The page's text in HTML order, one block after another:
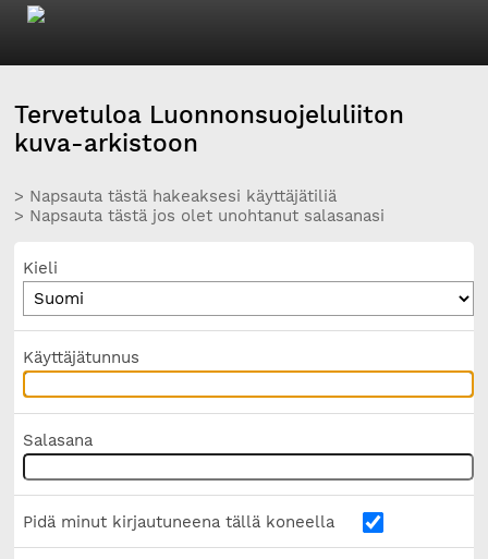
Tervetuloa Luonnonsuojeluliiton
kuva-arkistoon
> Napsauta tästä hakeaksesi käyttäjätiliä
> Napsauta tästä jos olet unohtanut salasanasi
Kieli
Käyttäjätunnus
Salasana
Pidä minut kirjautuneena tällä koneella